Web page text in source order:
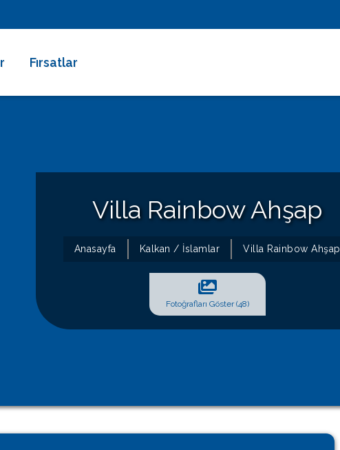
Fırsatlar
Villa Rainbow Ahşap
Anasayfa Kalkan / İslamlar Villa Rainbow Ahşap
Fotoğrafları Göster (48)